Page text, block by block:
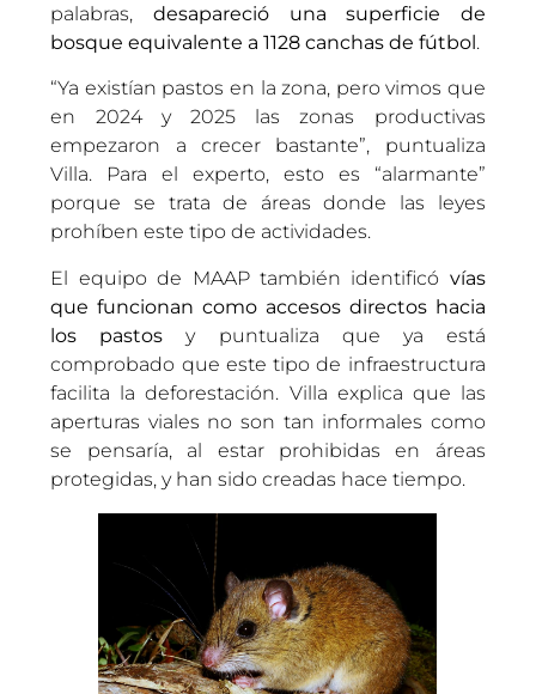
palabras, desapareció una superficie de
bosque equivalente a 1128 canchas de fútbol.
“Ya existían pastos en la zona, pero vimos que
en 2024 y 2025 las zonas productivas
empezaron a crecer bastante”, puntualiza
Villa. Para el experto, esto es “alarmante”
porque se trata de áreas donde las leyes
prohíben este tipo de actividades.
El equipo de MAAP también identificó vías
que funcionan como accesos directos hacia
los pastos y puntualiza que ya está
comprobado que este tipo de infraestructura
facilita la deforestación. Villa explica que las
aperturas viales no son tan informales como
se pensaría, al estar prohibidas en áreas
protegidas, y han sido creadas hace tiempo.